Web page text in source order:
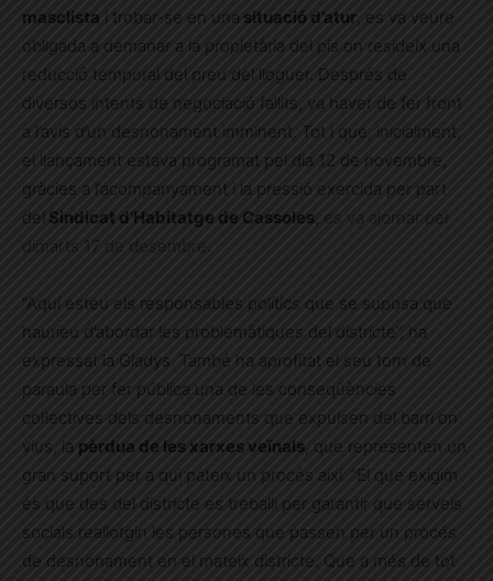
masclista i trobar-se en una situació d’atur , es va veure
obligada a demanar a la propietària del pis on resideix una
reducció temporal del preu del lloguer. Després de
diversos intents de negociació fallits, va haver de fer front
a l’avís d’un desnonament imminent. Tot i que, inicialment,
el llançament estava programat pel dia 12 de novembre,
gràcies a l’acompanyament i la pressió exercida per part
del Sindicat d’Habitatge de Cassoles es va ajornar pel
dimarts 17 de desembre
“Aquí esteu els responsables polítics que se suposa que
hauríeu d’abordar les problemàtiques del districte”, ha
expressat la Gladys. També ha aprofitat el seu torn de
paraula per fer pública una de les conseqüències
col·lectives dels desnonaments que expulsen del barri on
vius, la pèrdua de les xarxes veïnals , que representen un
gran suport per a qui pateix un procés així. “El que exigim
és que des del districte es treballi per garantir que serveis
socials reallotgin les persones que passen per un procés
de desnonament en el mateix districte. Que a més de tot